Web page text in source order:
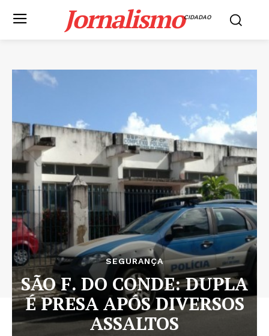
JornalismoCIDADAO
SEGURANÇA
SÃO F. DO CONDE: DUPLA
É PRESA APÓS DIVERSOS
ASSALTOS